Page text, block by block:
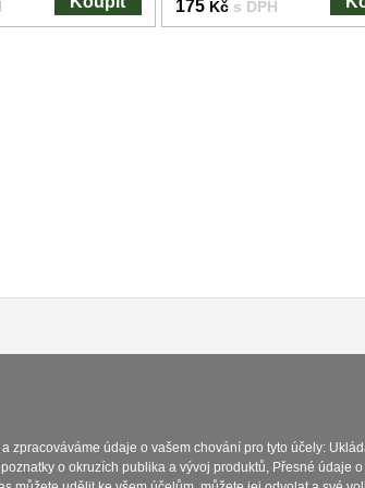
175 Kč s DPH
zpracováváme údaje o vašem chování pro tyto účely:
o okruzích publika a vývoj produktů, Přesné údaje o